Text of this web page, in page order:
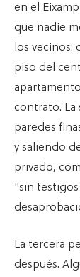
en el
que nadie
los vecinos:
piso del
contrato. La
paredes
y saliendo
privado,
"sin
La tercera
después.